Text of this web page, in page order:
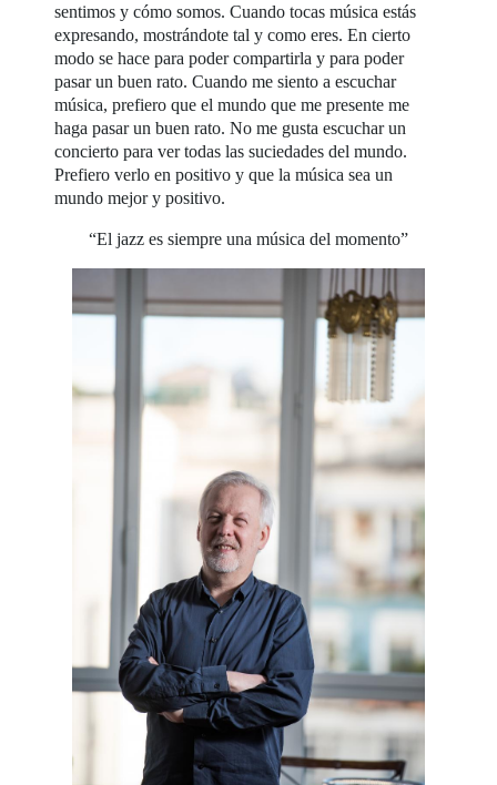
sentimos y cómo somos. Cuando tocas música estás
expresando, mostrándote tal y como eres. En cierto
modo se hace para poder compartirla y para poder
pasar un buen rato. Cuando me siento a escuchar
música, prefiero que el mundo que me presente me
haga pasar un buen rato. No me gusta escuchar un
concierto para ver todas las suciedades del mundo.
Prefiero verlo en positivo y que la música sea un
mundo mejor y positivo.
“El jazz es siempre una música del momento”